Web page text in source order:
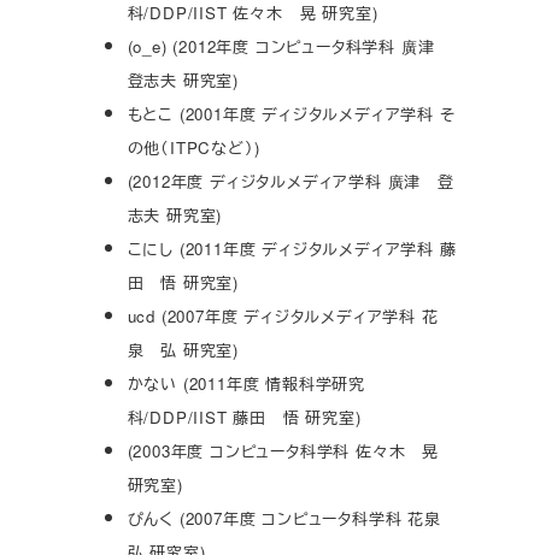
科/DDP/IIST 佐々木 晃 研究室)
(o_e) (2012年度 コンピュータ科学科 廣津
登志夫 研究室)
もとこ (2001年度 ディジタルメディア学科 そ
の他（ITPCなど）)
(2012年度 ディジタルメディア学科 廣津 登
志夫 研究室)
こにし (2011年度 ディジタルメディア学科 藤
田 悟 研究室)
ucd (2007年度 ディジタルメディア学科 花
泉 弘 研究室)
かない (2011年度 情報科学研究
科/DDP/IIST 藤田 悟 研究室)
(2003年度 コンピュータ科学科 佐々木 晃
研究室)
ぴんく (2007年度 コンピュータ科学科 花泉